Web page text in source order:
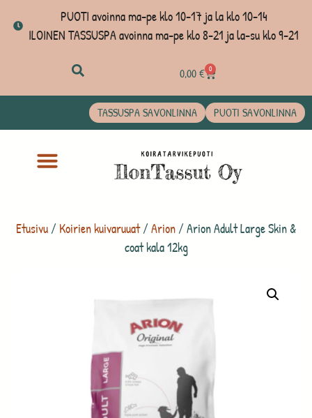
PUOTI avoinna ma-pe klo 10-17 ja la klo 10-14
ILOINEN TASSUSPA avoinna ma-pe klo 8-21 ja la-su klo 9-21
0,00€ 0
TASSUSPA SAVONLINNA PUOTI SAVONLINNA
Etusivu/Koirien kuivaruuat/Arion/ Arion Adult Large Skin &
coat kala 12kg